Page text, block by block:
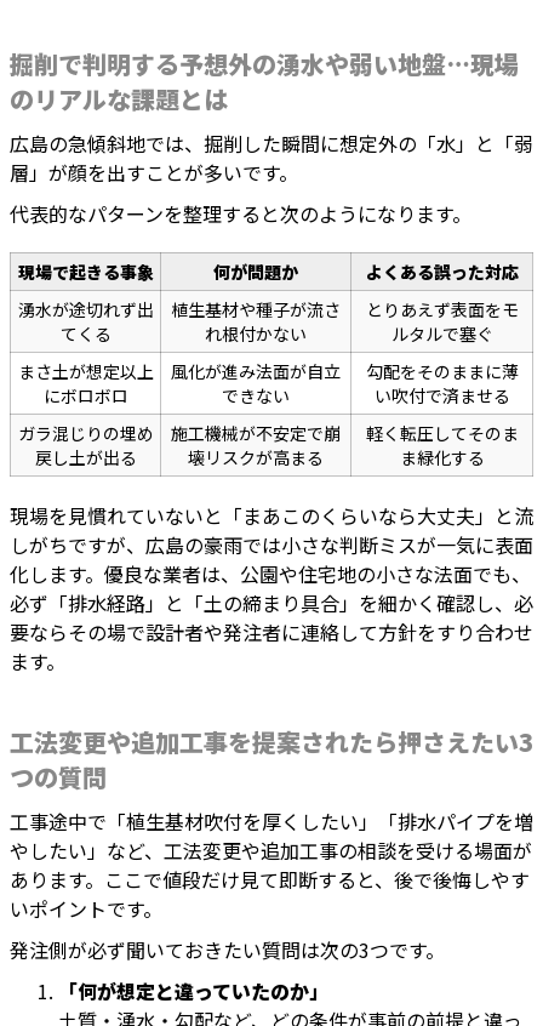
掘削で判明する予想外の湧水や弱い地盤…現場
のリアルな課題とは
広島の急傾斜地では、掘削した瞬間に想定外の「水」と「弱
層」が顔を出すことが多いです。
代表的なパターンを整理すると次のようになります。
現場で起きる事象 何が問題か
よくある誤った対応
湧水が途切れず出
てくる
植生基材や種子が流さ
れ根付かない
とりあえず表面をモ
ルタルで塞ぐ
まさ土が想定以上
にボロボロ
風化が進み法面が自立
できない
勾配をそのままに薄
い吹付で済ませる
ガラ混じりの埋め
戻し土が出る
施工機械が不安定で崩
壊リスクが高まる
軽く転圧してそのま
ま緑化する
現場を見慣れていないと「まあこのくらいなら大丈夫」と流
しがちですが、広島の豪雨では小さな判断ミスが一気に表面
化します。優良な業者は、公園や住宅地の小さな法面でも、
必ず「排水経路」と「土の締まり具合」を細かく確認し、必
要ならその場で設計者や発注者に連絡して方針をすり合わせ
ます。
工法変更や追加工事を提案されたら押さえたい3
つの質問
工事途中で「植生基材吹付を厚くしたい」「排水パイプを増
やしたい」など、工法変更や追加工事の相談を受ける場面が
あります。ここで値段だけ見て即断すると、後で後悔しやす
いポイントです。
発注側が必ず聞いておきたい質問は次の3つです。
「何が想定と違っていたのか」